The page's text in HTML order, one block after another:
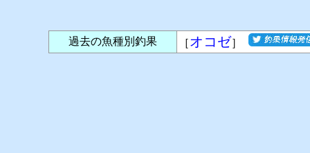
過去の魚種別釣果 ［オコゼ］